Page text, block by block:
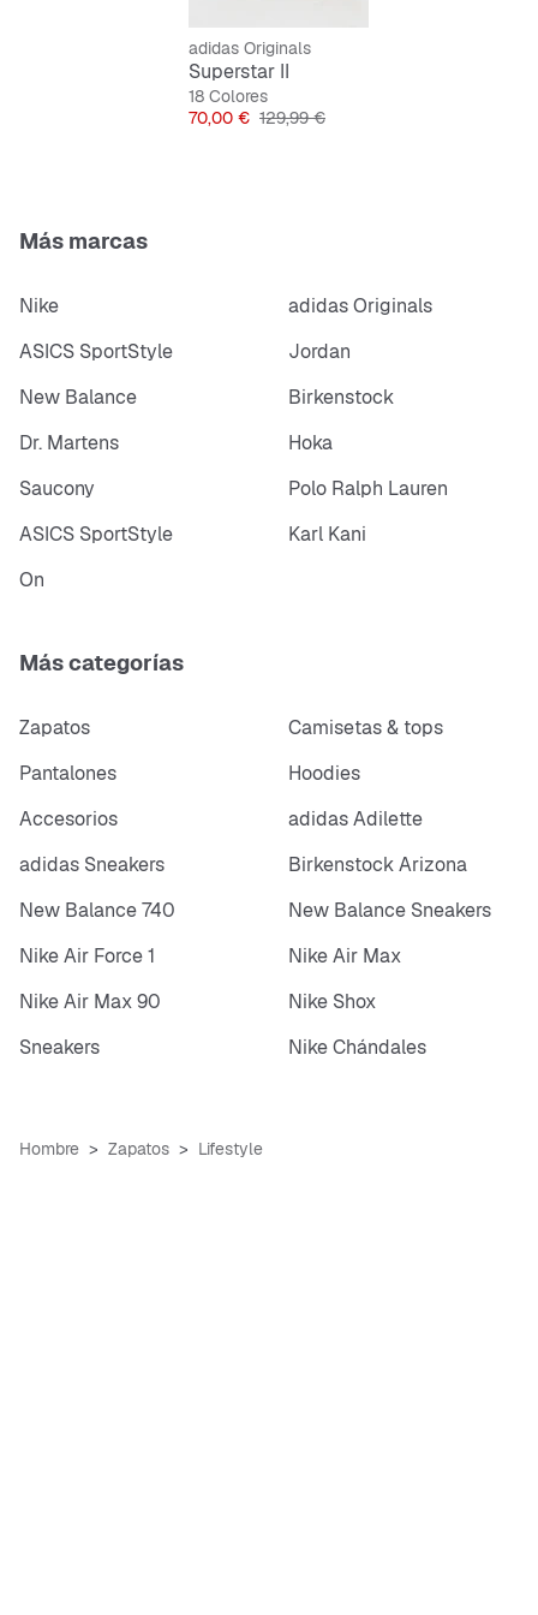
Horma clásica
Bandas moldeadas y logotipos
Cordón adicional incluido
adidas Originals
Superstar II
18 Colores
Precio
70,00 € Precio original
129,99 €
Más marcas
Nike
adidas Originals
ASICS SportStyle
Jordan
New Balance
Birkenstock
Dr. Martens
Hoka
Saucony
Polo Ralph Lauren
ASICS SportStyle
Karl Kani
On
Más categorías
Zapatos
Camisetas & tops
Pantalones
Hoodies
Accesorios
adidas Adilette
adidas Sneakers
Birkenstock Arizona
New Balance 740
New Balance Sneakers
Nike Air Force 1
Nike Air Max
Nike Air Max 90
Nike Shox
Sneakers
Nike Chándales
Hombre Zapatos Lifestyle